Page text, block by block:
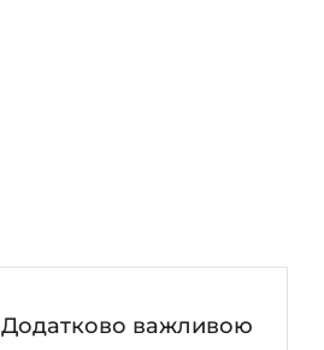
Додатково важливою